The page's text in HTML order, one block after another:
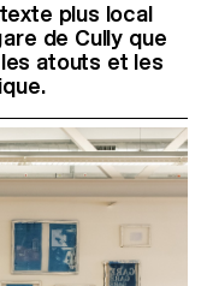
plus local
de Cully que
atouts et les